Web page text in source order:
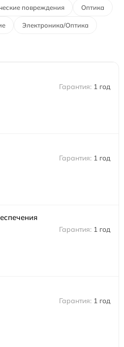
повреждения Оптика
Электроника/Оптика
1 год
1 год
1 год
1 год